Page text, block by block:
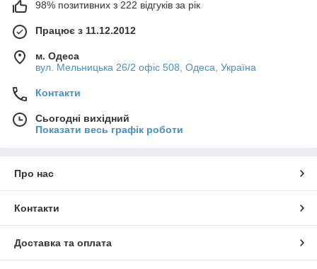
98% позитивних з 222 відгуків за рік
Працює з 11.12.2012
м. Одеса
вул. Мельницька 26/2 офіс 508, Одеса, Україна
Контакти
Сьогодні вихідний
Показати весь графік роботи
Про нас
Контакти
Доставка та оплата